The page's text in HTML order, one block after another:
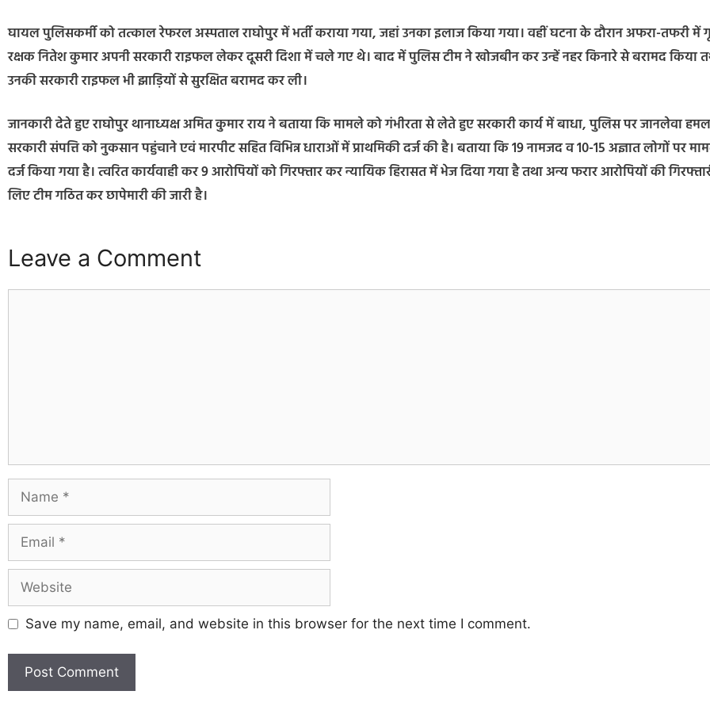
घायल पुलिसकर्मी को तत्काल रेफरल अस्पताल राघोपुर में भर्ती कराया गया, जहां उनका इलाज किया गया। वहीं घटना के दौरान अफरा-तफरी में
रक्षक नितेश कुमार अपनी सरकारी राइफल लेकर दूसरी दिशा में चले गए थे। बाद में पुलिस टीम ने खोजबीन कर उन्हें नहर किनारे से बरामद किया
उनकी सरकारी राइफल भी झाड़ियों से सुरक्षित बरामद कर ली।
जानकारी देते हुए राघोपुर थानाध्यक्ष अमित कुमार राय ने बताया कि मामले को गंभीरता से लेते हुए सरकारी कार्य में बाधा, पुलिस पर जानलेवा
सरकारी संपत्ति को नुकसान पहुंचाने एवं मारपीट सहित विभिन्न धाराओं में प्राथमिकी दर्ज की है। बताया कि 19 नामजद व 10-15 अज्ञात लोगों पर
दर्ज किया गया है। त्वरित कार्यवाही कर 9 आरोपियों को गिरफ्तार कर न्यायिक हिरासत में भेज दिया गया है तथा अन्य फरार आरोपियों की
लिए टीम गठित कर छापेमारी की जारी है।
Leave a Comment
Save my name, email, and website in this browser for the next time I comment.